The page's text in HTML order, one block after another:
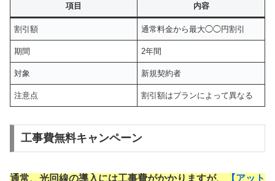
項目 内容
割引額 通常料金から最大◯◯円割引
期間 2年間
対象 新規契約者
注意点 割引額はプランによって異なる
工事費無料キャンペーン
通常、光回線の導入には工事費がかかりますが、 【アット